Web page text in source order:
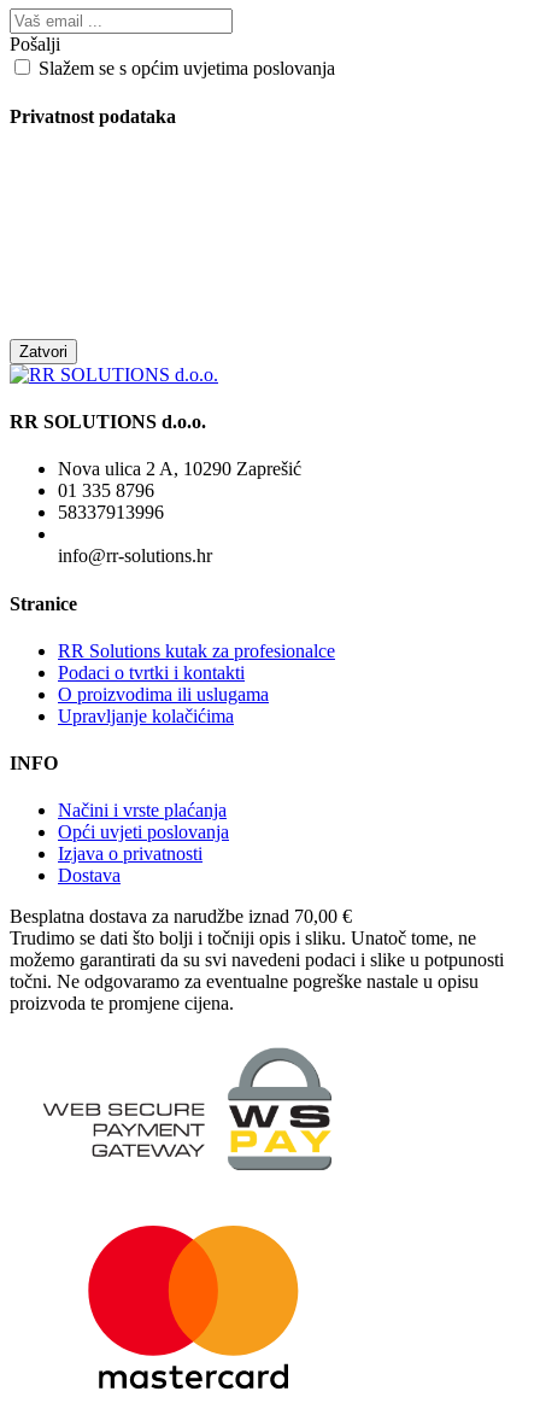
Pošalji
Slažem se s općim uvjetima poslovanja
Privatnost podataka
Zatvori
RR SOLUTIONS d.o.o.
Nova ulica 2 A, 10290 Zaprešić
01 335 8796
58337913996
info@rr-solutions.hr
Stranice
RR Solutions kutak za profesionalce
Podaci o tvrtki i kontakti
O proizvodima ili uslugama
Upravljanje kolačićima
INFO
Načini i vrste plaćanja
Opći uvjeti poslovanja
Izjava o privatnosti
Dostava
Besplatna dostava za narudžbe iznad 70,00 €
Trudimo se dati što bolji i točniji opis i sliku. Unatoč tome, ne
možemo garantirati da su svi navedeni podaci i slike u potpunosti
točni. Ne odgovaramo za eventualne pogreške nastale u opisu
proizvoda te promjene cijena.